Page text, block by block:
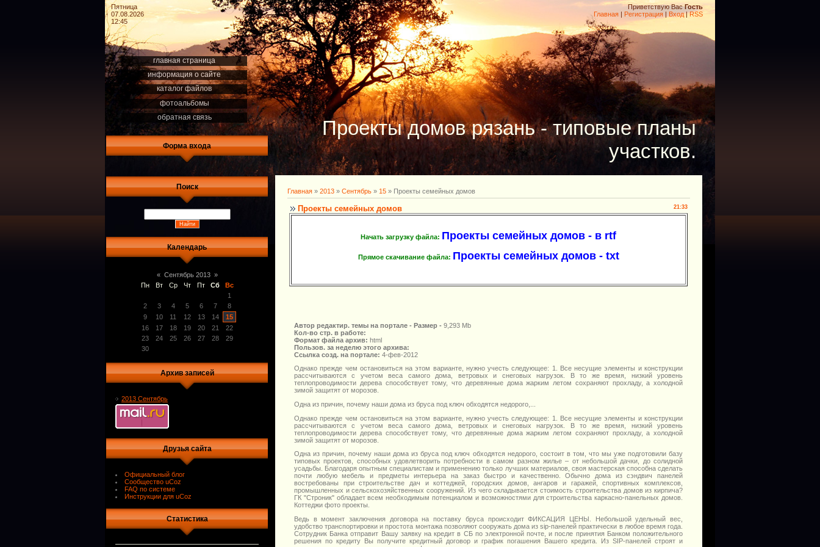
Пятница
07.08.2026
12:45
Приветствую Вас Гость
Главная | Регистрация | Вход|RSS
главная страница
информация о сайте
каталог файлов
фотоальбомы
обратная связь
Форма входа
Поиск
Календарь
« Сентябрь 2013 »
Пн
Вт Ср Чт Пт Сб
Вс
1
2
3 4 5 6 7
8
9
10 11 12 13 14
15
16
17 18 19 20 21
22
23
24 25 26 27 28
29
30
Архив записей
2013 Сентябрь
Друзья сайта
Официальный блог
Сообщество uCoz
FAQ по системе
Инструкции для uCoz
Статистика
Проекты домов рязань - типовые планы
участков.
Главная » 2013 » Сентябрь » 15 » Проекты семейных домов
21:33
Проекты семейных домов
Начать загрузку файла: Проекты семейных домов - в rtf
Прямое скачивание файла: Проекты семейных домов - txt
Автор редактир. темы на портале - Размер - 9,293 Mb
Кол-во стр. в работе:
Формат файла архив: html
Пользов. за неделю этого архива:
Ссылка созд. на портале: 4-фев-2012
Однако прежде чем остановиться на этом варианте, нужно учесть следующее: 1. Все несущие элементы и конструкции
рассчитываются с учетом веса самого дома, ветровых и снеговых нагрузок. В то же время, низкий уровень
теплопроводимости дерева способствует тому, что деревянные дома жарким летом сохраняют прохладу, а холодной
зимой защитят от морозов.
Одна из причин, почему наши дома из бруса под ключ обходятся недорого,...
Однако прежде чем остановиться на этом варианте, нужно учесть следующее: 1. Все несущие элементы и конструкции
рассчитываются с учетом веса самого дома, ветровых и снеговых нагрузок. В то же время, низкий уровень
теплопроводимости дерева способствует тому, что деревянные дома жарким летом сохраняют прохладу, а холодной
зимой защитят от морозов.
Одна из причин, почему наши дома из бруса под ключ обходятся недорого, состоит в том, что мы уже подготовили базу
типовых проектов, способных удовлетворить потребности в самом разном жилье – от небольшой дачки, до солидной
усадьбы. Благодаря опытным специалистам и применению только лучших материалов, своя мастерская способна сделать
почти любую мебель и предметы интерьера на заказ быстро и качественно. Обычно дома из сэндвич панелей
востребованы при строительстве дач и коттеджей, городских домов, ангаров и гаражей, спортивных комплексов,
промышленных и сельскохозяйственных сооружений. Из чего складывается стоимость строительства домов из кирпича?
ГК "Строник" обладает всем необходимым потенциалом и возможностями для строительства каркасно-панельных домов.
Коттеджи фото проекты.
Ведь в момент заключения договора на поставку бруса происходит ФИКСАЦИЯ ЦЕНЫ. Небольшой удельный вес,
удобство транспортировки и простота монтажа позволяют сооружать дома из sip-панелей практически в любое время года.
Сотрудник Банка отправит Вашу заявку на кредит в СБ по электронной почте, и после принятия Банком положительного
решения по кредиту Вы получите кредитный договор и график погашения Вашего кредита. Из SIP-панелей строят и